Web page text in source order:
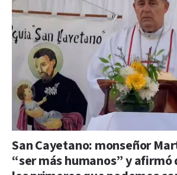
San Cayetano: monseñor
“ser más humanos” y afirmó